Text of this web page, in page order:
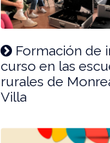
Formación de
curso en las
rurales de
Villa